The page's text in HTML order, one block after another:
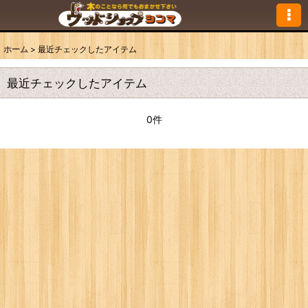
ホーム > 最近チェックしたアイテム
最近チェックしたアイテム
0件